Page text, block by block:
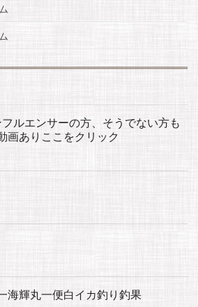
ルエンサーの方、そうでない方も
画ありここをクリック
海輝丸一便白イカ釣り釣果